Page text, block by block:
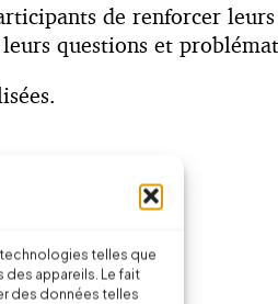
telles que
appareils. Le fait
des données telles
de renforcer leurs
questions et